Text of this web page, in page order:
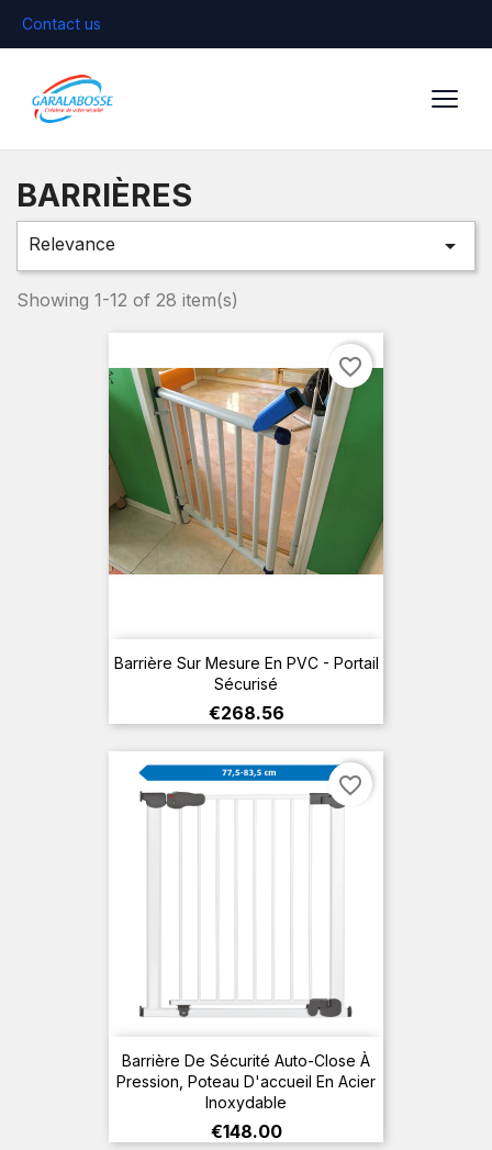
Contact us
BARRIÈRES
Relevance 
Showing 1-12 of 28 item(s)
Barrière Sur Mesure En PVC - Portail
Sécurisé
Price
€268.56
favorite_border
Barrière De Sécurité Auto-Close À
Pression, Poteau D'accueil En Acier
Inoxydable
Price
€148.00
favorite_border